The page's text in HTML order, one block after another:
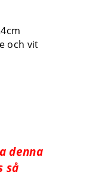
och vit
denna
så